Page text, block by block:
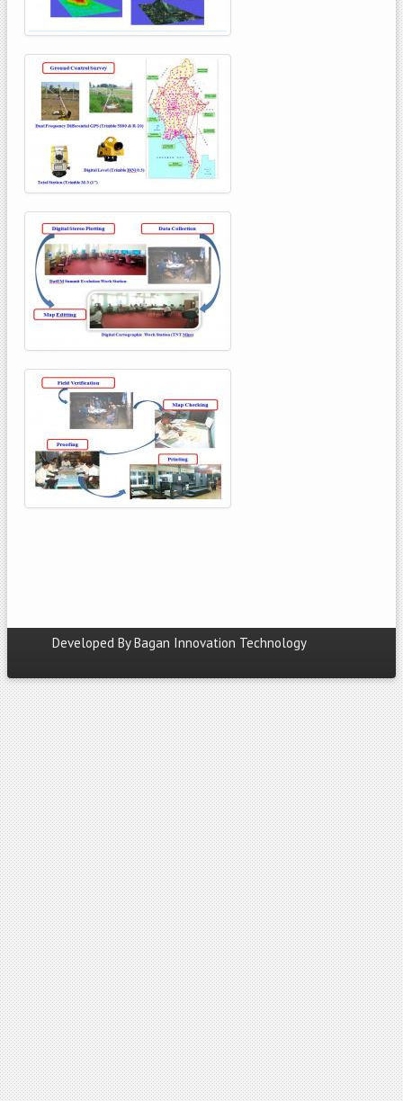
Developed ByBagan Innovation Technology